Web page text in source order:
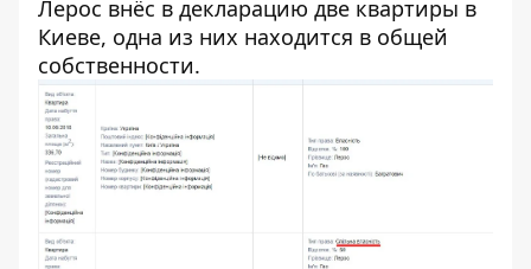
Лерос внёс в декларацию две квартиры в
Киеве, одна из них находится в общей
собственности.